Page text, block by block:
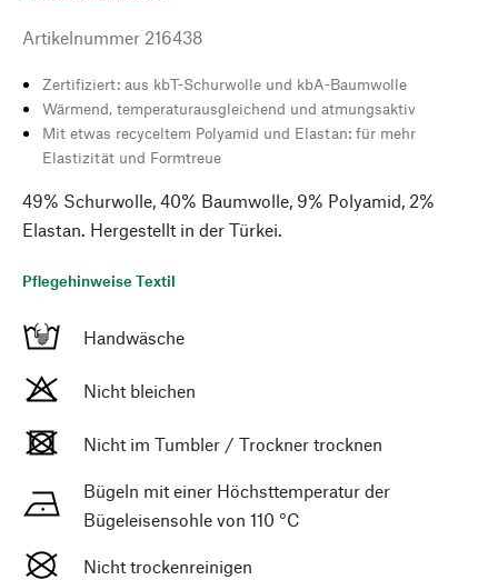
Artikelnummer 216438
Zertifiziert: aus kbT-Schurwolle und kbA-Baumwolle
Wärmend, temperaturausgleichend und atmungsaktiv
Mit etwas recyceltem Polyamid und Elastan: für mehr
Elastizität und Formtreue
49% Schurwolle, 40% Baumwolle, 9% Polyamid, 2%
Elastan. Hergestellt in der Türkei.
Pflegehinweise Textil
Handwäsche
Nicht bleichen
Nicht im Tumbler / Trockner trocknen
Bügeln mit einer Höchsttemperatur der
Bügeleisensohle von 110 °C
Nicht trockenreinigen